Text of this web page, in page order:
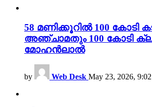
58 മണിക്കൂറിൽ 100 കോടി
അഞ്ചാമതും 100 കോടി
മോഹൻലാൽ
by Web Desk May 23, 2026,